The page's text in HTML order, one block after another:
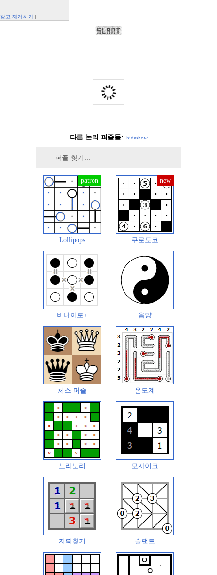
광고 제거하기 |
다른 논리 퍼즐들: hideshow
Lollipops 쿠로도코
비나이로+ 음양
체스 퍼즐 온도계
노리노리 모자이크
지뢰찾기 슬랜트